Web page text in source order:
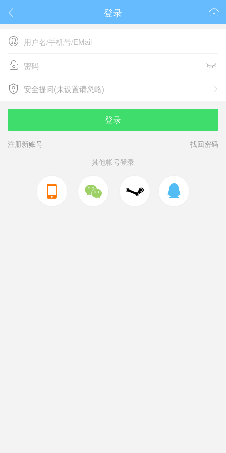
 
登录

 
 
安全提问(未设置请忽略)
安全提问(未设置请忽略)
登录
注册新账号
找回密码
其他帐号登录
  